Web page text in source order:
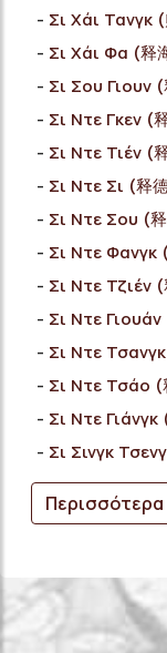
Σι Χάι Τανγκ
Σι Χάι Φα (释
Σι Σου Γιουν
Σι Ντε Γκεν (
Σι Ντε Τιέν (
Σι Ντε Σι (释
Σι Ντε Σου (
Σι Ντε Φανγκ
Σι Ντε Τζιέν
Σι Ντε
Σι Ντε
Σι Ντε Τσάο (
Σι Ντε
Σι Σινγκ
Περισσότερα